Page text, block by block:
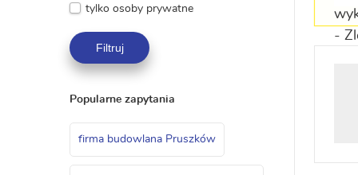
tylko osoby prywatne
Filtruj
Popularne zapytania
firma budowlana Pruszków